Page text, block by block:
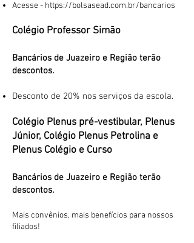
Acesse - https://bolsasead.com.br/bancarios
Colégio Professor Simão
Bancários de Juazeiro e Região terão
descontos.
Desconto de 20% nos serviços da escola.
Colégio Plenus pré-vestibular, Plenus
Júnior, Colégio Plenus Petrolina e
Plenus Colégio e Curso
Bancários de Juazeiro e Região terão
descontos.
Mais convênios, mais benefícios para nossos
filiados!